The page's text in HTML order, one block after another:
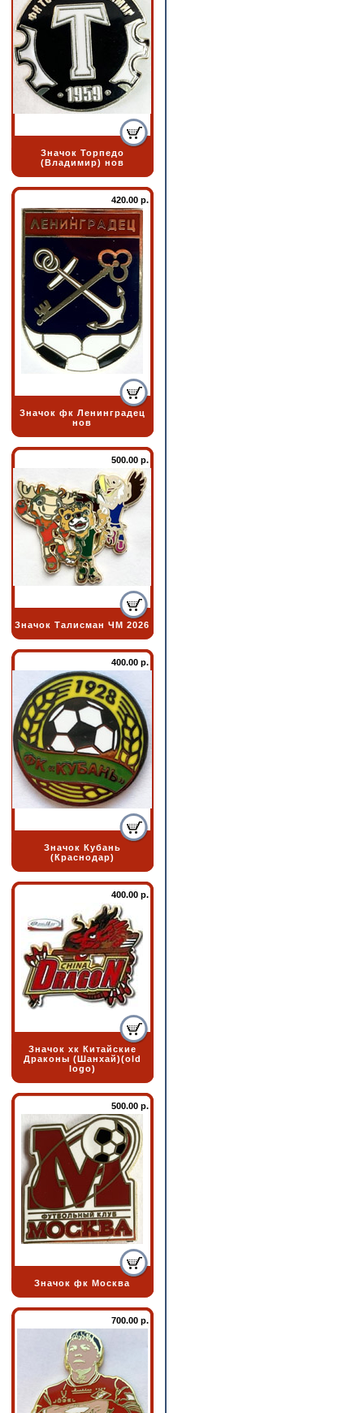
Значок Торпедо
(Владимир) нов
420.00 р.
Значок фк Ленинградец
нов
500.00 р.
Значок Талисман ЧМ 2026
400.00 р.
Значок Кубань
(Краснодар)
400.00 р.
Значок хк Китайские
Драконы (Шанхай)(old
logo)
500.00 р.
Значок фк Москва
700.00 р.